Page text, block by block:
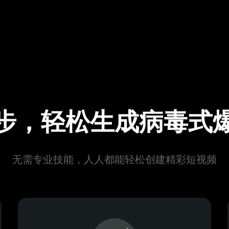
，轻松生成病毒式
无需专业技能，人人都能轻松创建精彩短视频